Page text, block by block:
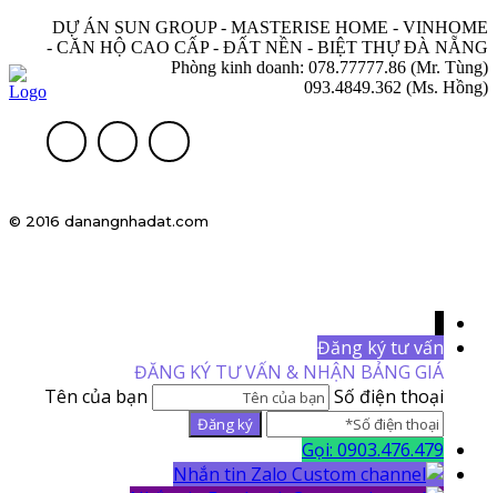
DỰ ÁN SUN GROUP - MASTERISE HOME - VINHOME
- CĂN HỘ CAO CẤP - ĐẤT NỀN - BIỆT THỰ ĐÀ NẴNG
Phòng kinh doanh: 078.77777.86 (Mr. Tùng)
093.4849.362 (Ms. Hồng)
© 2016 danangnhadat.com
Đăng ký tư vấn
ĐĂNG KÝ TƯ VẤN & NHẬN BẢNG GIÁ
Tên của bạn
Số điện thoại
Gọi: 0903.476.479
Nhắn tin Zalo